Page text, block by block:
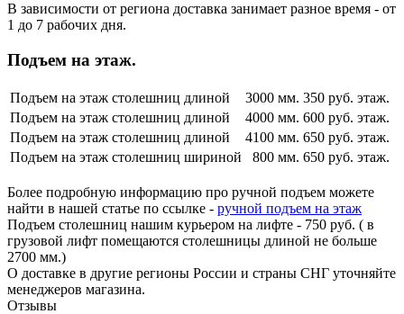
В зависимости от региона доставка занимает разное время - от
1 до 7 рабочих дня.
Подъем на этаж.
Подъем на этаж столешниц длиной 3000 мм. 350 руб. этаж.
Подъем на этаж столешниц длиной
4000 мм. 600 руб. этаж.
Подъем на этаж столешниц длиной
4100 мм. 650 руб. этаж.
Подъем на этаж столешниц шириной
800 мм. 650 руб. этаж.
Более подробную информацию про ручной подъем можете
найти в нашей статье по ссылке - ручной подъем на этаж
Подъем столешниц нашим курьером на лифте - 750 руб. ( в
грузовой лифт помещаются столешницы длиной не больше
2700 мм.)
О доставке в другие регионы России и страны СНГ уточняйте
менеджеров магазина.
Отзывы